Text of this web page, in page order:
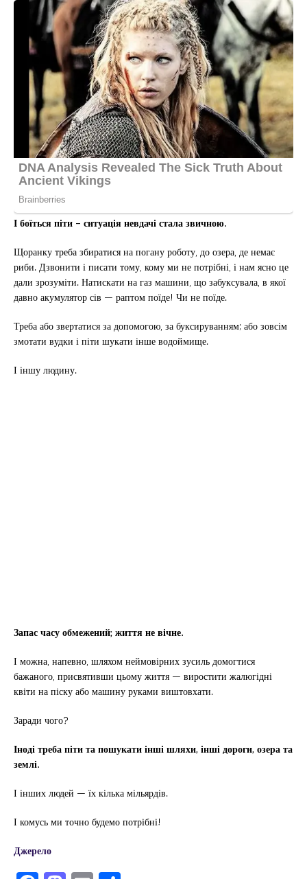
І боїться піти – ситуація невдачі стала звичною.
Щоранку треба збиратися на погану роботу, до озера, де немає
риби. Дзвонити і писати тому, кому ми не потрібні, і нам ясно це
дали зрозуміти. Натискати на газ машини, що забуксувала, в якої
давно акумулятор сів — раптом поїде! Чи не поїде.
Треба або звертатися за допомогою, за буксируванням; або зовсім
змотати вудки і піти шукати інше водоймище.
І іншу людину.
Запас часу обмежений; життя не вічне.
І можна, напевно, шляхом неймовірних зусиль домогтися
бажаного, присвятивши цьому життя — виростити жалюгідні
квіти на піску або машину руками виштовхати.
Заради чого?
Іноді треба піти та пошукати інші шляхи, інші дороги, озера та
землі.
І інших людей — їх кілька мільярдів.
І комусь ми точно будемо потрібні!
Джерело